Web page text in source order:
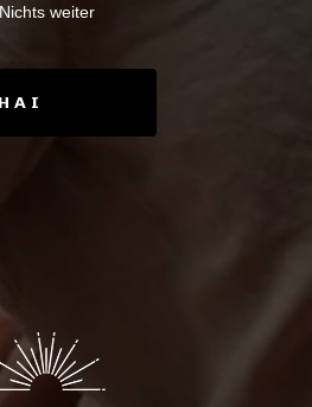
weiter